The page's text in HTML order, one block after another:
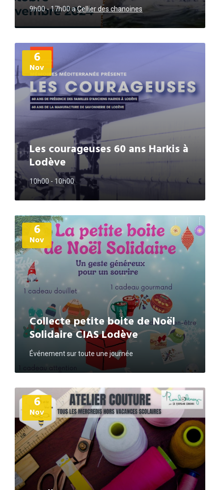
9h00 - 17h00aCellier des chanoines
6
Nov
Les courageuses 60 ans Harkis à
Lodève
10h00 - 10h00
Plus
d'informations
6
Nov
Collecte petite boite de Noël
Solidaire CIAS Lodève
Événement sur toute une journée
Plus
d'informations
6
Nov
Plus
d'informations